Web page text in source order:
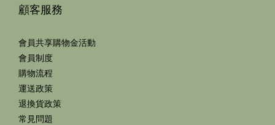
顧客服務
會員共享購物金活動
會員制度
購物流程
運送政策
退換貨政策
常見問題